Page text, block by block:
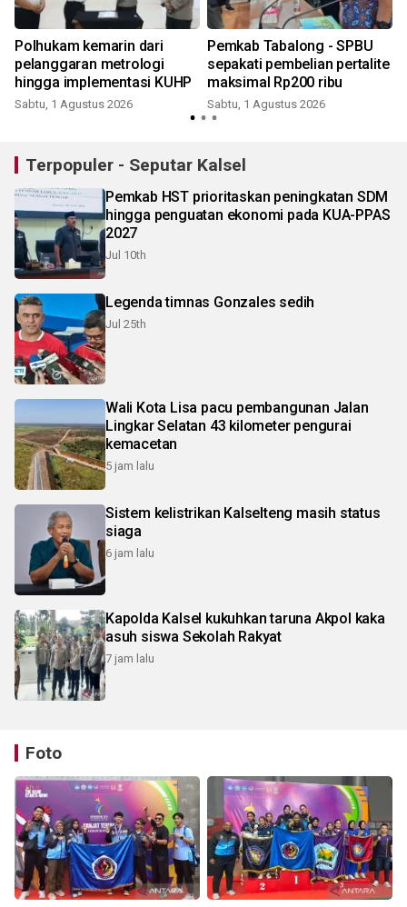
Polhukam kemarin dari
pelanggaran metrologi
hingga implementasi KUHP
Sabtu, 1 Agustus 2026
Pemkab Tabalong - SPBU
sepakati pembelian pertalite
maksimal Rp200 ribu
Sabtu, 1 Agustus 2026
Terpopuler - Seputar Kalsel
Pemkab HST prioritaskan peningkatan SDM
hingga penguatan ekonomi pada KUA-PPAS
2027
Jul 10th
Legenda timnas Gonzales sedih
Jul 25th
Wali Kota Lisa pacu pembangunan Jalan
Lingkar Selatan 43 kilometer pengurai
kemacetan
5 jam lalu
Sistem kelistrikan Kalselteng masih status
siaga
6 jam lalu
Kapolda Kalsel kukuhkan taruna Akpol kaka
asuh siswa Sekolah Rakyat
7 jam lalu
Foto